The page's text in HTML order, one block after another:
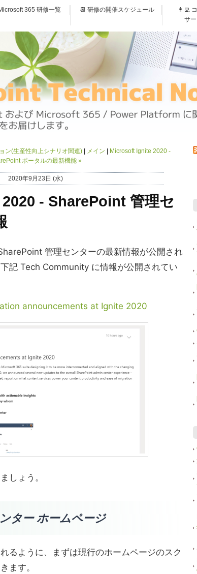
365 研修一覧 📆 研修の開催スケジュール
👩‍💻
サ
ン(生産性向上シナリオ関連) メイン
Microsoft Ignite 2020 -
ポータルの最新機能 »
2020年9月23日 (水)
- SharePoint 管理セ
管理センターの最新情報が公開され
記 Tech Community に情報が公開されてい
announcements at Ignite 2020
しょう。
ター ホームページ
るように、まずは現行のホームページのスク
ます。